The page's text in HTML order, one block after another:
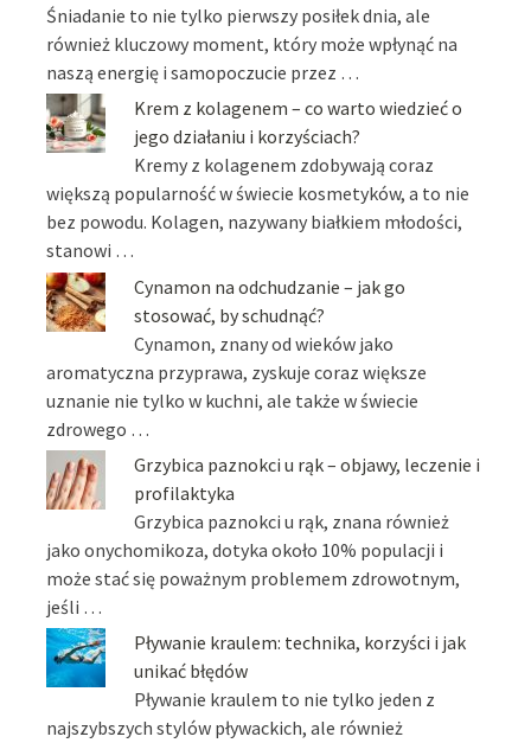
Śniadanie to nie tylko pierwszy posiłek dnia, ale
również kluczowy moment, który może wpłynąć na
naszą energię i samopoczucie przez …
Krem z kolagenem – co warto wiedzieć o
jego działaniu i korzyściach?
Kremy z kolagenem zdobywają coraz
większą popularność w świecie kosmetyków, a to nie
bez powodu. Kolagen, nazywany białkiem młodości,
stanowi …
Cynamon na odchudzanie – jak go
stosować, by schudnąć?
Cynamon, znany od wieków jako
aromatyczna przyprawa, zyskuje coraz większe
uznanie nie tylko w kuchni, ale także w świecie
zdrowego …
Grzybica paznokci u rąk – objawy, leczenie i
profilaktyka
Grzybica paznokci u rąk, znana również
jako onychomikoza, dotyka około 10% populacji i
może stać się poważnym problemem zdrowotnym,
jeśli …
Pływanie kraulem: technika, korzyści i jak
unikać błędów
Pływanie kraulem to nie tylko jeden z
najszybszych stylów pływackich, ale również